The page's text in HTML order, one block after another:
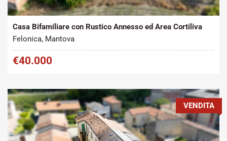
Vendita
150 m2
Casa Bifamiliare con Rustico Annesso ed Area Cortiliva
Felonica, Mantova
€40.000
VENDITA